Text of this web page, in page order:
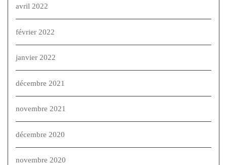
avril 2022
février 2022
janvier 2022
décembre 2021
novembre 2021
décembre 2020
novembre 2020